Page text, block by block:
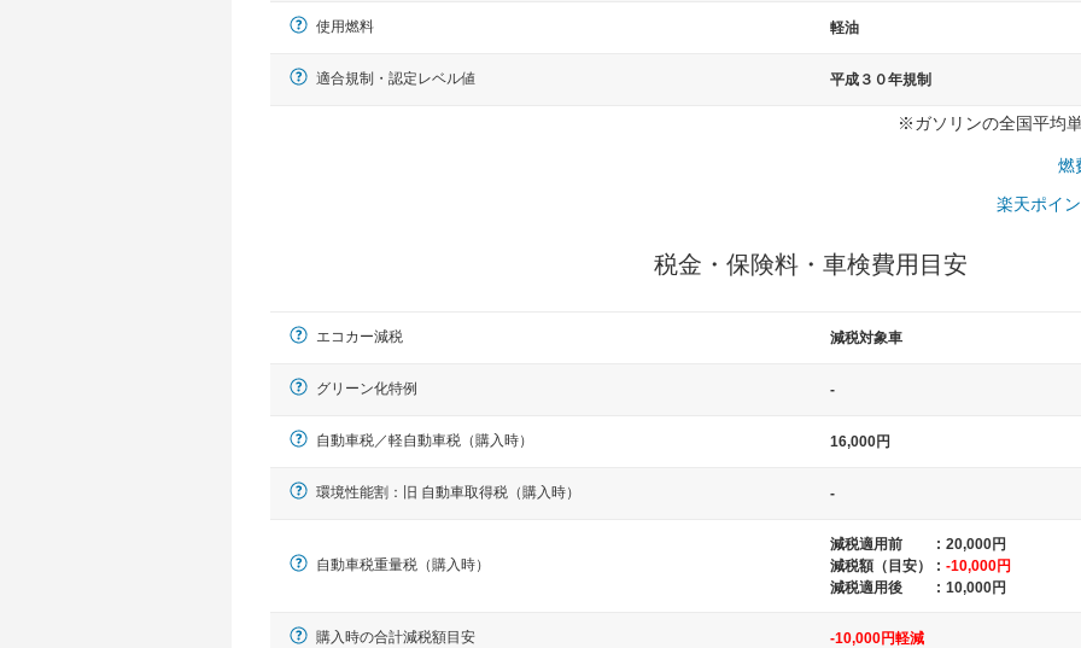
一般的な車体のサイズの目安
N-BOX、ワゴンR、タント、アルト など
ノア、セレナ、プリウス、カローラ、ステ
大型車
クラウン、
ハイエース
使用燃料 軽油
適合規制・認定レベル値 平成３０年規制
※ガソリンの全国平均
燃
楽天ポイ
税金・保険料・車検費用目安
エコカー減税 減税対象車
グリーン化特例 -
自動車税／軽自動車税（購入時） 16,000円
環境性能割：旧 自動車取得税（購入時） -
自動車税重量税（購入時）
減税適用前 : 20,000円
減税額（目安）
: -10,000円
減税適用後
: 10,000円
購入時の合計減税額目安 -10,000円軽減